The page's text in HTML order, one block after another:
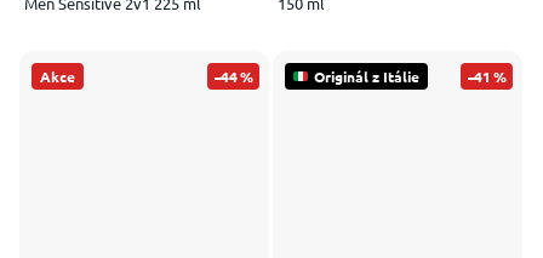
Akce –44 % Originál z Itálie –41 %